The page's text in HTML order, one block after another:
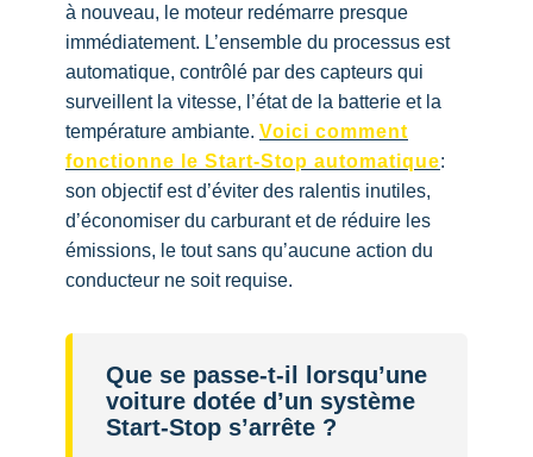
à nouveau, le moteur redémarre presque
immédiatement. L’ensemble du processus est
automatique, contrôlé par des capteurs qui
surveillent la vitesse, l’état de la batterie et la
température ambiante. Voici comment
fonctionne le Start-Stop automatique:
son objectif est d’éviter des ralentis inutiles,
d’économiser du carburant et de réduire les
émissions, le tout sans qu’aucune action du
conducteur ne soit requise.
Que se passe-t-il lorsqu’une
voiture dotée d’un système
Start-Stop s’arrête ?